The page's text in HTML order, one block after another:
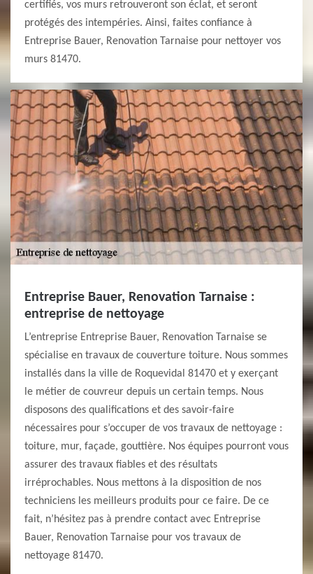
certifiés, vos murs retrouveront son éclat, et seront
protégés des intempéries. Ainsi, faites confiance à
Entreprise Bauer, Renovation Tarnaise pour nettoyer vos
murs 81470.
Entreprise Bauer, Renovation Tarnaise :
entreprise de nettoyage
L’entreprise Entreprise Bauer, Renovation Tarnaise se
spécialise en travaux de couverture toiture. Nous sommes
installés dans la ville de Roquevidal 81470 et y exerçant
le métier de couvreur depuis un certain temps. Nous
disposons des qualifications et des savoir-faire
nécessaires pour s’occuper de vos travaux de nettoyage :
toiture, mur, façade, gouttière. Nos équipes pourront vous
assurer des travaux fiables et des résultats
irréprochables. Nous mettons à la disposition de nos
techniciens les meilleurs produits pour ce faire. De ce
fait, n’hésitez pas à prendre contact avec Entreprise
Bauer, Renovation Tarnaise pour vos travaux de
nettoyage 81470.